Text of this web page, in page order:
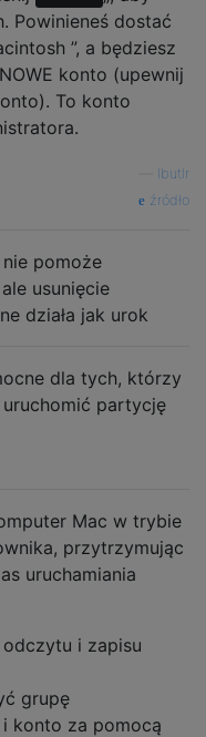
Powinieneś dostać
”, a będziesz
konto (upewnij
To konto
lbutlr
źródło
pomoże
usunięcie
działa jak urok
dla tych, którzy
partycję
Mac w trybie
przytrzymując
uruchamiania
i zapisu
grupę
konto za pomocą